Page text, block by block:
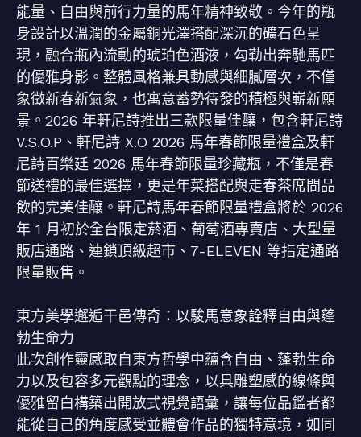
能量、自由與前行力量的馬年精神致敬。今年的瓶
身設計以溫潤的金屬銅光澤搭配深沉的礦石色呈
現，融合瓶內流動的琥珀色酒液，勾勒出奔馳馬匹
的優雅身影。整體風格兼具動感與細膩層次，不僅
象徵新春新氣象，也寓意蓄勢待發的積極與嶄新願
景。2026 年軒尼詩推出三款限量佳釀，包含軒尼詩
V.S.O.P、軒尼詩 X.O 2026 馬年春節限量禮盒及軒
尼詩百樂廷 2026 馬年春節限量珍藏瓶，不僅是春
節送禮的最佳選擇，更是年菜搭配與走春茶席間品
飲的完美佳釀。軒尼詩馬年春節限量禮盒將於 2026
年 1 月初於全台限定菸酒、葡萄酒專賣店、大型量
販店通路、連鎖頂級超市、7-ELEVEN 等指定通路
限量販售。
東方美學邂逅干邑傳奇：以駿馬意象詮釋自由與蓬
勃生命力
此次創作靈感取自東方哲學中蘊含自由、蓬勃生命
力以及包容多元觀點的理念，以具雕塑感的線條與
優雅留白構築出開放式視覺語彙，讓每位品鑑者都
能從自己的角度感受並體會作品的獨特意境，如同